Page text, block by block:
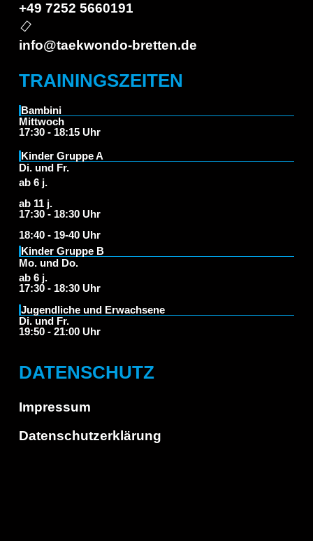
+49 7252 5660191
info@taekwondo-bretten.de
TRAININGSZEITEN
Bambini
Mittwoch
17:30 - 18:15 Uhr
Kinder Gruppe A
Di. und Fr.
ab 6 j.
ab 11 j.
17:30 - 18:30 Uhr
18:40 - 19-40 Uhr
Kinder Gruppe B
Mo. und Do.
ab 6 j.
17:30 - 18:30 Uhr
Jugendliche und Erwachsene
Di. und Fr.
19:50 - 21:00 Uhr
DATENSCHUTZ
Impressum
Datenschutzerklärung